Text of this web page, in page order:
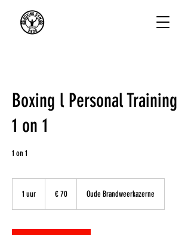
Boxing l Personal Training
1 on 1
1 on 1
1 uur € 70 Oude Brandweerkazerne